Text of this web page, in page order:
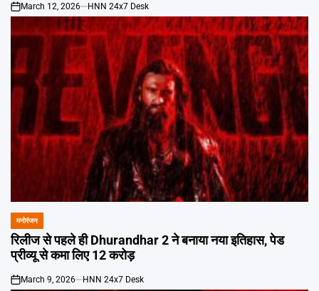
on
March 12, 2026 HNN 24x7 Desk
POSTED
IN
मनोरंजन
रिलीज से पहले ही Dhurandhar 2 ने बनाया नया इतिहास, पेड
प्रीव्यू से कमा लिए 12 करोड़
on
March 9, 2026 HNN 24x7 Desk